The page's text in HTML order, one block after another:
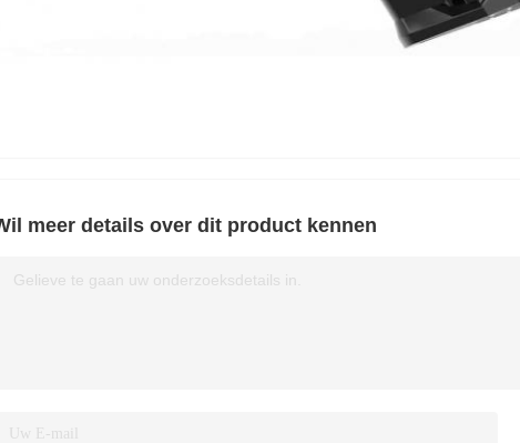
meer details over dit product kennen
Gelieve te gaan uw onderzoeksdetails in.